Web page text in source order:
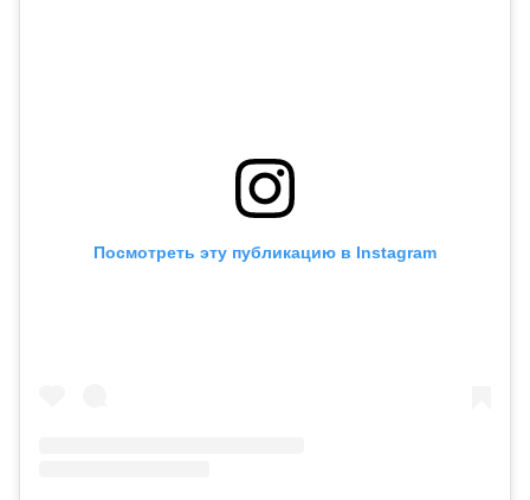
Посмотреть эту публикацию в Instagram